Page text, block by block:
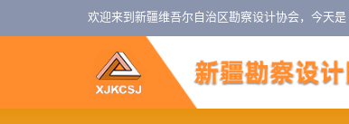
欢迎来到新疆维吾尔自治区勘察设计协会，今天是